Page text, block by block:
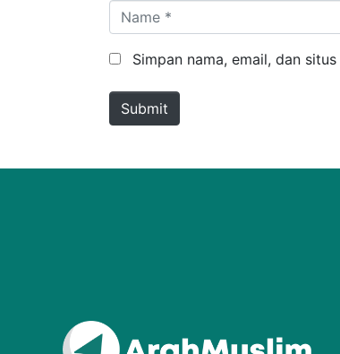
Name *
Simpan nama, email, dan
Submit